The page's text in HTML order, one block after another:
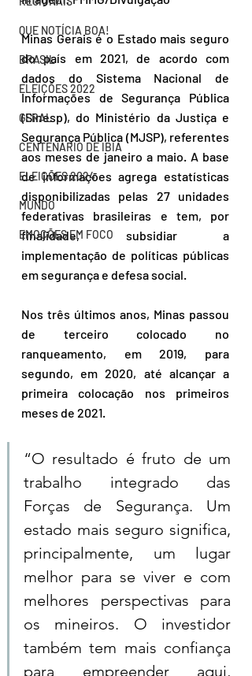
QUE NOTÍCIA BOA!
BRASIL
ELEIÇÕES 2022
GERAL
CENTENÁRIO DE IBIÁ
ELEIÇÕES 2024
MUNDO
EMOÇÕES EM FOCO
Minas Gerais é o Estado mais seguro
do país em 2021, de acordo com
dados do Sistema Nacional de
Informações de Segurança Pública
(Sinesp), do Ministério da Justiça e
Segurança Pública (MJSP), referentes
aos meses de janeiro a maio. A base
de informações agrega estatísticas
disponibilizadas pelas 27 unidades
federativas brasileiras e tem, por
finalidade, subsidiar a
implementação de políticas públicas
em segurança e defesa social.
Nos três últimos anos, Minas passou
de terceiro colocado no
ranqueamento, em 2019, para
segundo, em 2020, até alcançar a
primeira colocação nos primeiros
meses de 2021.
“O resultado é fruto de um
trabalho integrado das
Forças de Segurança. Um
estado mais seguro significa,
principalmente, um lugar
melhor para se viver e com
melhores perspectivas para
os mineiros. O investidor
também tem mais confiança
para empreender aqui,